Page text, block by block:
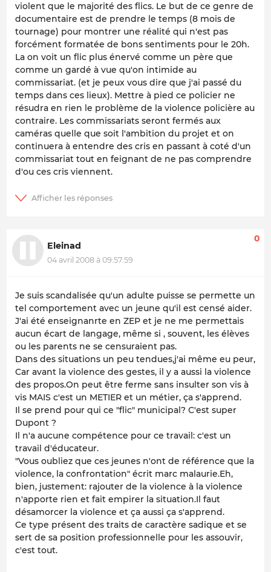
violent que le majorité des flics. Le but de ce genre de
documentaire est de prendre le temps (8 mois de
tournage) pour montrer une réalité qui n'est pas
forcément formatée de bons sentiments pour le 20h.
La on voit un flic plus énervé comme un père que
comme un gardé à vue qu'on intimide au
commissariat. (et je peux vous dire que j'ai passé du
temps dans ces lieux). Mettre à pied ce policier ne
résudra en rien le problème de la violence policière au
contraire. Les commissariats seront fermés aux
caméras quelle que soit l'ambition du projet et on
continuera à entendre des cris en passant à coté d'un
commissariat tout en feignant de ne pas comprendre
d'ou ces cris viennent.
Eleinad
04 avril 2008 à 09:57:59
0
Je suis scandalisée qu'un adulte puisse se permette un
tel comportement avec un jeune qu'il est censé aider.
J'ai été enseignanrte en ZEP et je ne me permettais
aucun écart de langage, même si , souvent, les élèves
ou les parents ne se censuraient pas.
Dans des situations un peu tendues,j'ai même eu peur,
Car avant la violence des gestes, il y a aussi la violence
des propos.On peut être ferme sans insulter son vis à
vis MAIS c'est un METIER et un métier, ça s'apprend.
Il se prend pour qui ce "flic" municipal? C'est super
Dupont ?
Il n'a aucune compétence pour ce travail: c'est un
travail d'éducateur.
"Vous oubliez que ces jeunes n'ont de référence que la
violence, la confrontation" écrit marc malaurie.Eh,
bien, justement: rajouter de la violence à la violence
n'apporte rien et fait empirer la situation.Il faut
désamorcer la violence et ça aussi ça s'apprend.
Ce type présent des traits de caractère sadique et se
sert de sa position professionnelle pour les assouvir,
c'est tout.